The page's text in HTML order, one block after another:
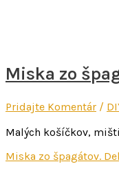
Miska zo
Pridajte Komentár /
Malých košíčkov,
Miska zo špagátov.